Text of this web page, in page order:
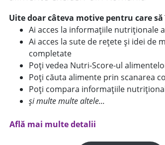
Uite doar câteva motive pentru care
Ai acces la informațiile nutriționale
Ai acces la sute de rețete și idei de
completate
Poți vedea Nutri-Score-ul
Poți căuta alimente prin scanarea
Poți compara informațiile
și multe multe altele...
Află mai multe detalii